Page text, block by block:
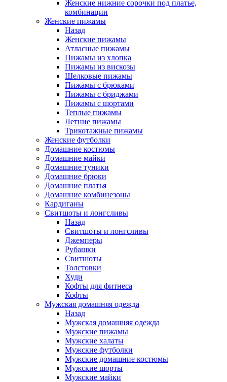
Женские нижние сорочки под платье,
комбинации
Женские пижамы
Назад
Женские пижамы
Атласные пижамы
Пижамы из хлопка
Пижамы из вискозы
Шелковые пижамы
Пижамы с брюками
Пижамы с бриджами
Пижамы с шортами
Теплые пижамы
Летние пижамы
Трикотажные пижамы
Женские футболки
Домашние костюмы
Домашние майки
Домашние туники
Домашние брюки
Домашние платья
Домашние комбинезоны
Кардиганы
Свитшоты и лонгсливы
Назад
Свитшоты и лонгсливы
Джемперы
Рубашки
Свитшоты
Толстовки
Худи
Кофты для фитнеса
Кофты
Мужская домашняя одежда
Назад
Мужская домашняя одежда
Мужские пижамы
Мужские халаты
Мужские футболки
Мужские домашние костюмы
Мужские шорты
Мужские майки